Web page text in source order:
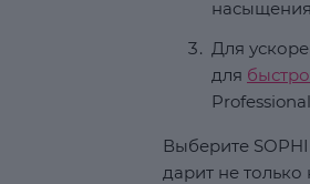
Для
для
Выберите
дарит не